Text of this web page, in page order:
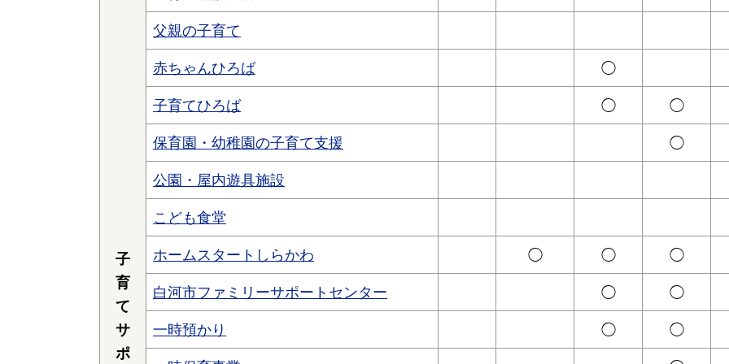
子
育
て
サ
ポ
父親の子育て
赤ちゃんひろば ◯
子育てひろば ◯ ◯
保育園・幼稚園の子育て支援 ◯
公園・屋内遊具施設
こども食堂
ホームスタートしらかわ ◯ ◯ ◯
白河市ファミリーサポートセンター ◯ ◯
一時預かり ◯ ◯